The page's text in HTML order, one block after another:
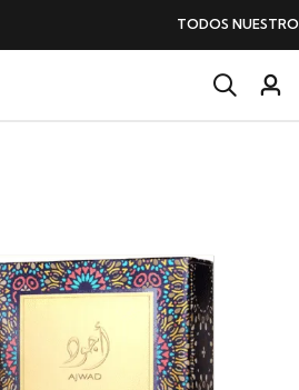
TODOS NUESTROS PERFUMESSIN IVA